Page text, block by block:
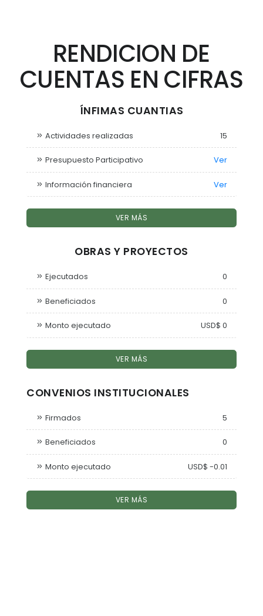
RENDICION DE
CUENTAS EN CIFRAS
ÍNFIMAS CUANTIAS
Actividades realizadas 15
Presupuesto Participativo Ver
Información financiera Ver
VER MÁS
OBRAS Y PROYECTOS
Ejecutados 0
Beneficiados 0
Monto ejecutado USD$ 0
VER MÁS
CONVENIOS INSTITUCIONALES
Firmados 5
Beneficiados 0
Monto ejecutado USD$ -0.01
VER MÁS